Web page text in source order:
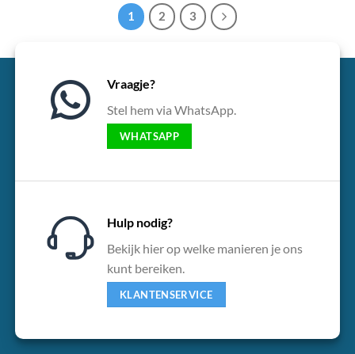
1 2 3
Vraagje?
Stel hem via WhatsApp.
WHATSAPP
Hulp nodig?
Bekijk hier op welke manieren je ons
kunt bereiken.
KLANTENSERVICE